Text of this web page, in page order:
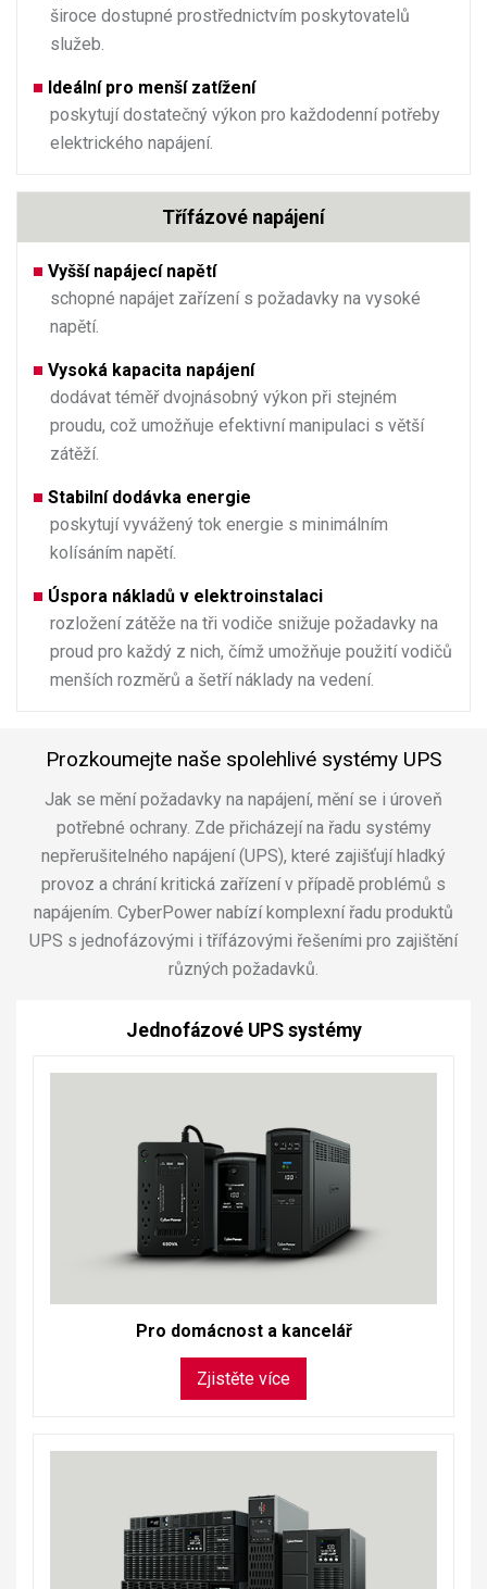
široce dostupné prostřednictvím poskytovatelů
služeb.
Ideální pro menší zatížení
poskytují dostatečný výkon pro každodenní potřeby
elektrického napájení.
Třífázové napájení
Vyšší napájecí napětí
schopné napájet zařízení s požadavky na vysoké
napětí.
Vysoká kapacita napájení
dodávat téměř dvojnásobný výkon při stejném
proudu, což umožňuje efektivní manipulaci s větší
zátěží.
Stabilní dodávka energie
poskytují vyvážený tok energie s minimálním
kolísáním napětí.
Úspora nákladů v elektroinstalaci
rozložení zátěže na tři vodiče snižuje požadavky na
proud pro každý z nich, čímž umožňuje použití vodičů
menších rozměrů a šetří náklady na vedení.
Prozkoumejte naše spolehlivé systémy UPS
Jak se mění požadavky na napájení, mění se i úroveň
potřebné ochrany. Zde přicházejí na řadu systémy
nepřerušitelného napájení (UPS), které zajišťují hladký
provoz a chrání kritická zařízení v případě problémů s
napájením. CyberPower nabízí komplexní řadu produktů
UPS s jednofázovými i třífázovými řešeními pro zajištění
různých požadavků.
Jednofázové UPS systémy
Pro domácnost a kancelář
Zjistěte více